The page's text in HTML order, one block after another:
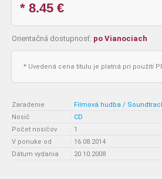
* 8.45 €
Orientačná dostupnosť: po Vianociach
* Uvedená cena titulu je platná pri použití
Zaradenie : Filmová hudba /
Nosič
: CD
Počet nosičov
: 1
V ponuke od
: 16.08.2014
Dátum vydania
: 20.10.2008